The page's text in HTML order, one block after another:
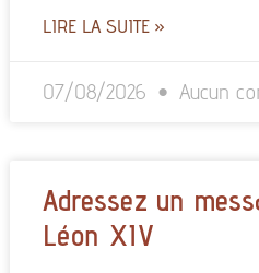
LIRE LA SUITE »
07/08/2026 Aucun
Adressez un
Léon XIV